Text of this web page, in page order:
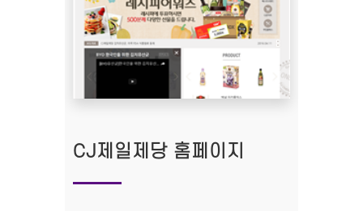
CJ제일제당 홈페이지